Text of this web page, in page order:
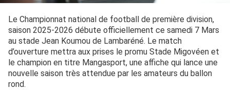
Le Championnat national de football de première division,
saison 2025-2026 débute officiellement ce samedi 7 Mars
au stade Jean Koumou de Lambaréné. Le match
d’ouverture mettra aux prises le promu Stade Migovéen et
le champion en titre Mangasport, une affiche qui lance une
nouvelle saison très attendue par les amateurs du ballon
rond.